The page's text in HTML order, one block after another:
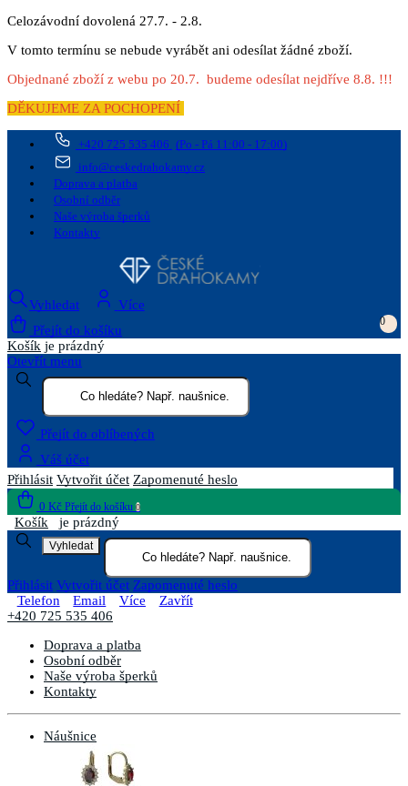
Celozávodní dovolená 27.7. - 2.8.
V tomto termínu se nebude vyrábět ani odesílat žádné zboží.
Objednané zboží z webu po 20.7. budeme odesílat nejdříve 8.8. !!!
DĚKUJEME ZA POCHOPENÍ
+420 725 535 406 (Po - Pá 11:00 - 17:00)
info@ceskedrahokamy.cz
Doprava a platba
Osobní odběr
Naše výroba šperků
Kontakty
Vyhledat
Více
Přejít do košíku
0
Košík je prázdný
Otevřít menu
Přejít do oblíbených
Váš účet
Přihlásit Vytvořit účet Zapomenuté heslo
0 Kč Přejít do košíku 0
Košík je prázdný
Vyhledat
Přihlásit Vytvořit účet Zapomenuté heslo
Telefon
Email Více
Zavřít
+420 725 535 406
Doprava a platba
Osobní odběr
Naše výroba šperků
Kontakty
Náušnice